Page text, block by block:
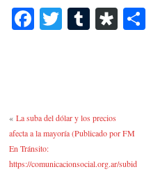
Fa T T Di
«La suba del dólar y los precios
afecta a la mayoría (Publicado por FM
En Tránsito:
https://comunicacionsocial.org.ar/subida-